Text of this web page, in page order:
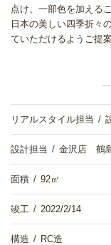
点け、一部色を加える
日本の美しい四季折々
ていただけるようご提
リアルスタイル担当
設計担当 金沢店 鶴
面積 92㎡
竣工 2022/2/14
構造 RC造